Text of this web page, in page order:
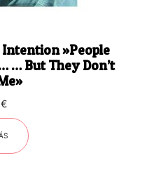
‎»People
… But They Don’t
€